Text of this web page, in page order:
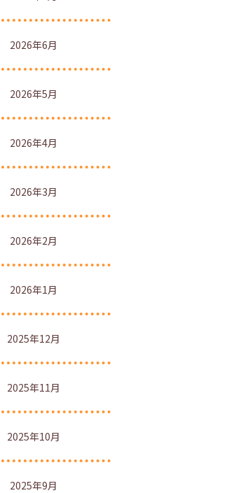
2026年6月
2026年5月
2026年4月
2026年3月
2026年2月
2026年1月
2025年12月
2025年11月
2025年10月
2025年9月